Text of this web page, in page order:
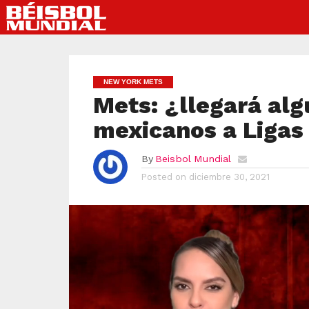
NEW YORK METS
Mets: ¿llegará
mexicanos a
By Beisbol Mundial
Posted on diciembre 30, 2021